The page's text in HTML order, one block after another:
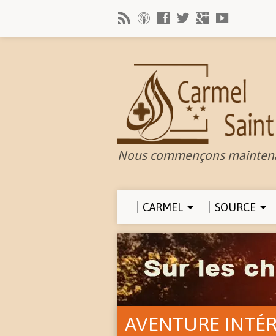
Nous commençons
CARMEL SOURCE
AVENTURE